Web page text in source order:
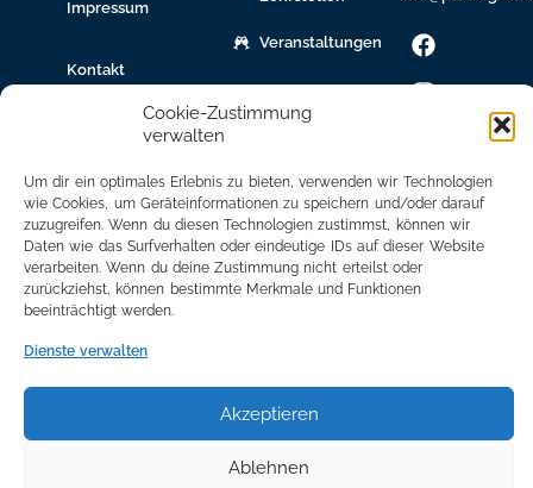
Cookie-Zustimmung
verwalten
Um dir ein optimales Erlebnis zu bieten, verwenden wir Technologien
wie Cookies, um Geräteinformationen zu speichern und/oder darauf
zuzugreifen. Wenn du diesen Technologien zustimmst, können wir
Daten wie das Surfverhalten oder eindeutige IDs auf dieser Website
verarbeiten. Wenn du deine Zustimmung nicht erteilst oder
zurückziehst, können bestimmte Merkmale und Funktionen
beeinträchtigt werden.
Dienste verwalten
Akzeptieren
Ablehnen
Impressum
Kontakt
Veranstaltungen
gew.
Immobilien
Newsletter
Anmeldung
Mitglied
werden